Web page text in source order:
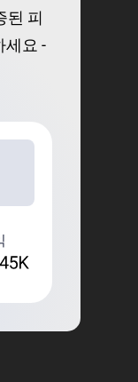
된 피
세요 -